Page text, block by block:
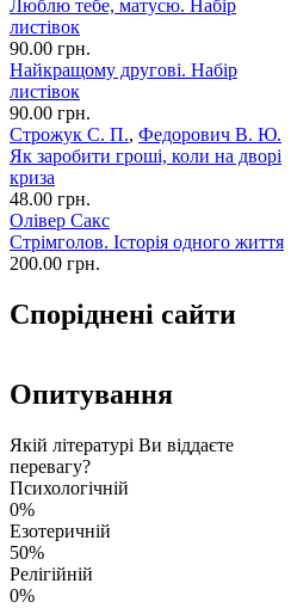
Люблю тебе, матусю. Набір
листівок
90.00 грн.
Найкращому другові. Набір
листівок
90.00 грн.
Строжук С. П., Федорович В. Ю.
Як заробити гроші, коли на дворі
криза
48.00 грн.
Олівер Сакс
Стрімголов. Історія одного життя
200.00 грн.
Споріднені сайти
Опитування
Якій літературі Ви віддаєте
перевагу?
Психологічній
0%
Езотеричній
50%
Релігійній
0%